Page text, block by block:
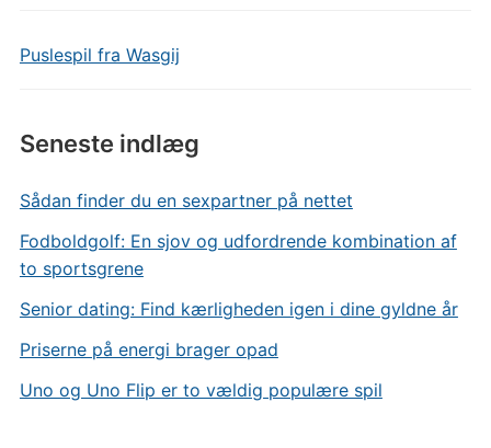
Puslespil fra Wasgij
Seneste indlæg
Sådan finder du en sexpartner på nettet
Fodboldgolf: En sjov og udfordrende kombination af
to sportsgrene
Senior dating: Find kærligheden igen i dine gyldne år
Priserne på energi brager opad
Uno og Uno Flip er to vældig populære spil